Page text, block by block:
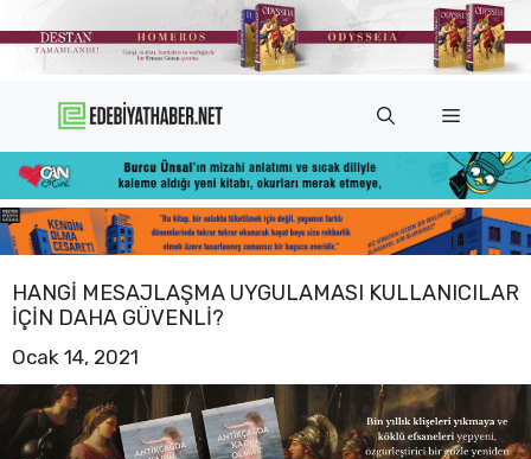
atla
Menü
HANGI MESAJLAŞMA UYGULAMASI KULLANICILAR
IÇIN DAHA GÜVENLI?
Ocak 14, 2021